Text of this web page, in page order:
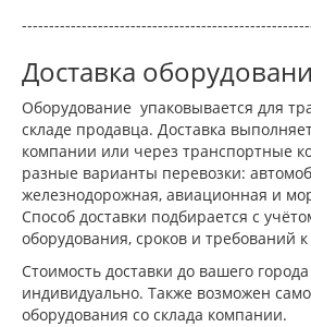
Доставка
Оборудование упаковывается для
складе продавца. Доставка
компании или через транспортные
разные варианты перевозки:
железнодорожная, авиационная и
Способ доставки подбирается с
оборудования, сроков и требований
Стоимость доставки до вашего
индивидуально. Также возможен
оборудования со склада компании.